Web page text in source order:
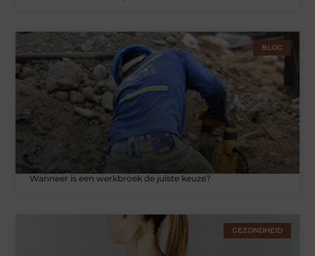
BLOG
Wanneer is een werkbroek de juiste keuze?
GEZONDHEID